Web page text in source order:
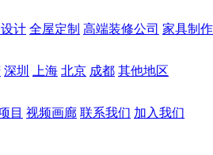
计 全屋定制 高端装修公司 家具制
深圳 上海 北京 成都 其他地区
目 视频画廊 联系我们 加入我们